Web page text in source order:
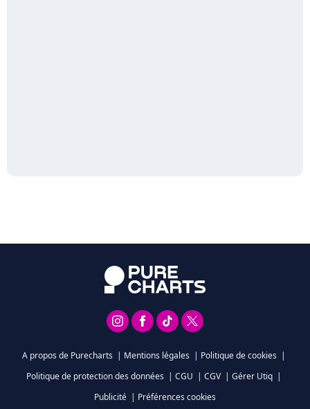
A propos de Purecharts | Mentions légales | Politique de cookies |
Politique de protection des données | CGU | CGV | Gérer Utiq |
Publicité | Préférences cookies